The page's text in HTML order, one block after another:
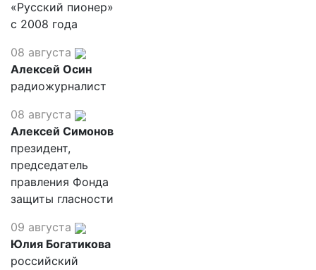
«Русский пионер»
с 2008 года
08 августа
Алексей Осин
радиожурналист
08 августа
Алексей Симонов
президент,
председатель
правления Фонда
защиты гласности
09 августа
Юлия Богатикова
российский